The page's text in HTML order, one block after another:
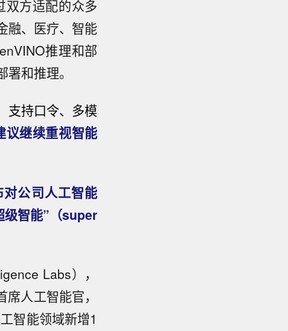
双方适配的众多
融、医疗、智能
推理和部
和推理。
支持口令、多模
议继续重视智能
公司人工智能
级智能”（super
Labs），
人工智能官，
智能领域新增1